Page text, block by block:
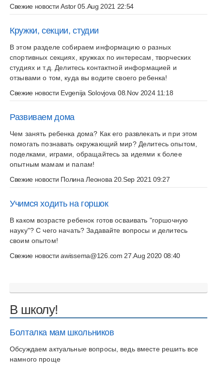
Свежие новостиAstor05.Aug 2021 22:54
Кружки, секции, студии
В этом разделе собираем информацию о разных
спортивных секциях, кружках по интересам, творческих
студиях и т.д. Делитесь контактной информацией и
отзывами о том, куда вы водите своего ребенка!
Свежие новости Evgenija Solovjova 08.Nov 2024 11:18
Развиваем дома
Чем занять ребенка дома? Как его развлекать и при этом
помогать познавать окружающий мир? Делитесь опытом,
поделками, играми, обращайтесь за идеями к более
опытным мамам и папам!
Свежие новости Полина Леонова 20.Sep 2021 09:27
Учимся ходить на горшок
В каком возрасте ребенок готов осваивать "горшочную
науку"? С чего начать? Задавайте вопросы и делитесь
своим опытом!
Свежие новостиawissema@126.com 27.Aug 2020 08:40
В школу!
Болталка мам школьников
Обсуждаем актуальные вопросы, ведь вместе решить все
намного проще